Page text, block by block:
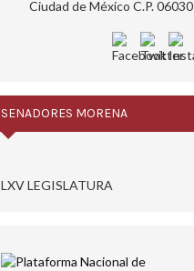
Ciudad de México C.P. 06030
SENADORES MORENA
LXV LEGISLATURA